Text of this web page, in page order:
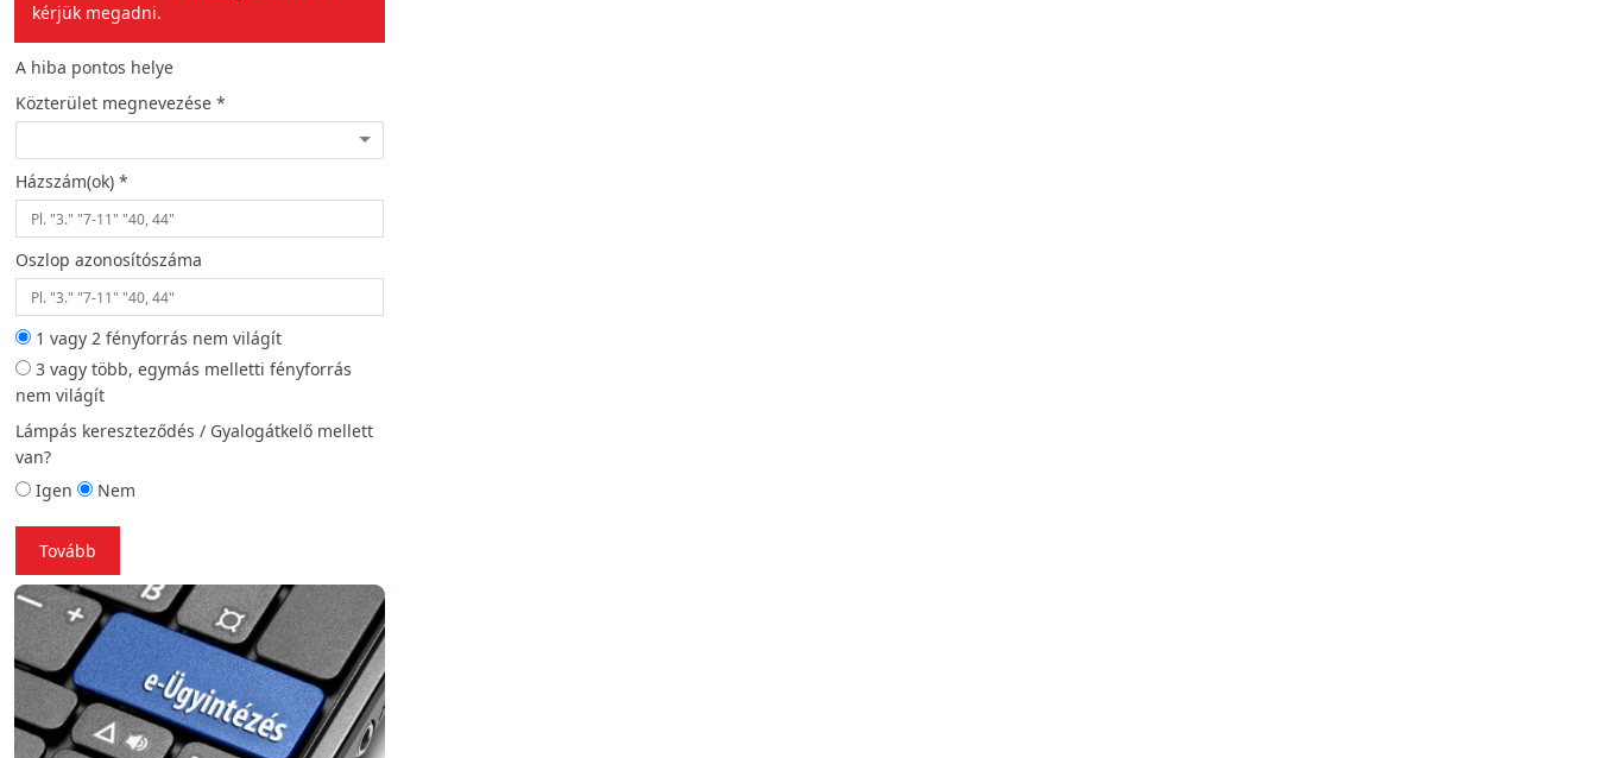
kérjük megadni.
A hiba pontos helye
Közterület megnevezése *
Házszám(ok) *
Oszlop azonosítószáma
1 vagy 2 fényforrás nem világít
3 vagy több, egymás melletti fényforrás
nem világít
Lámpás kereszteződés / Gyalogátkelő mellett
van?
Igen
Nem
Tovább